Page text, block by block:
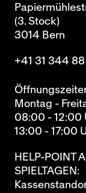
(3. Stock)
3014 Bern
+41 31 344
Montag -
08:00 - 12:00
13:00 - 17:00
HELP-POINT
SPIELTAGEN: